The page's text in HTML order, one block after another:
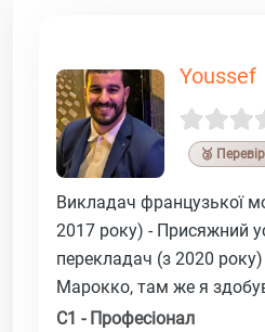
Youssef
🥉
Викладач французької
2017 року) - Присяжний
перекладач (з 2020
Марокко, там же я
C1 - Професіонал